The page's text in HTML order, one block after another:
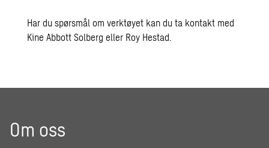
Har du spørsmål om verktøyet kan du ta kontakt med
Kine Abbott Solberg eller Roy Hestad.
Om oss